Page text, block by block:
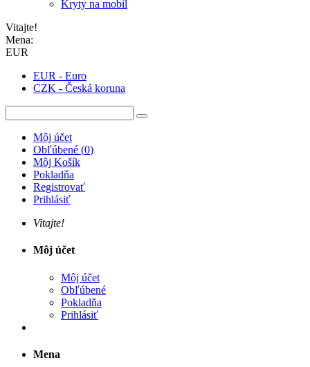
Kryty na mobil
Vitajte!
Mena:
EUR
EUR - Euro
CZK - Česká koruna
Môj účet
Obľúbené (0)
Môj Košík
Pokladňa
Registrovať
Prihlásiť
Vitajte!
Môj účet
Môj účet
Obľúbené
Pokladňa
Prihlásiť
Mena